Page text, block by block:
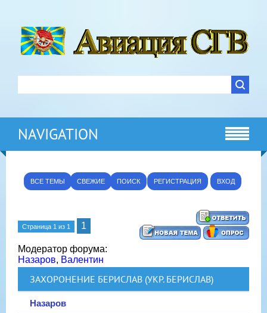
NAVIGATION
ВСЕ ТЕМЫ СВЕЖИЕ ПОИСК РЕГИСТРАЦИЯ ВХОД
Страница 1 из 1 1
Модератор форума:
Назаров, Валентин
ЗАХОРОНЕНИЕ БЕРИСЛАВ (УКР. БЕРИСЛАВ)
Назаров